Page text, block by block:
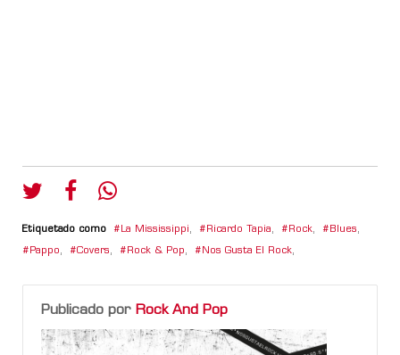
Etiquetado como La Mississippi, Ricardo Tapia, Rock, Blues,
Pappo, Covers, Rock & Pop, Nos Gusta El Rock,
Publicado por Rock And Pop